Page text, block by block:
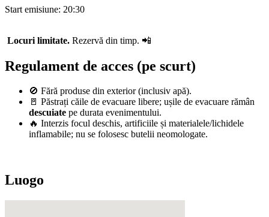
Start emisiune: 20:30
Locuri limitate. Rezervă din timp. 📲
Regulament de acces (pe scurt)
🚫 Fără produse din exterior (inclusiv apă).
🚪 Păstrați căile de evacuare libere; ușile de evacuare rămân
descuiate pe durata evenimentului.
🔥 Interzis focul deschis, artificiile și materialele/lichidele
inflamabile; nu se folosesc butelii neomologate.
Luogo